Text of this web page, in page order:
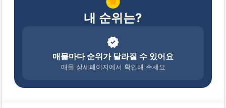
내 순위는?
매물마다 순위가 달라질 수 있어요
매물 상세페이지에서 확인해 주세요